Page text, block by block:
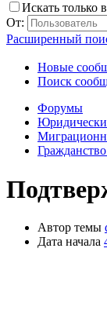
Искать только
От:
Расширенный
Новые
Поиск
Форумы
Автор темы
Дата начала